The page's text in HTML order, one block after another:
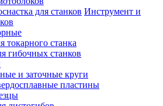
Инструмент и
токарного станка
гибочных станков
и заточные круги
пластины